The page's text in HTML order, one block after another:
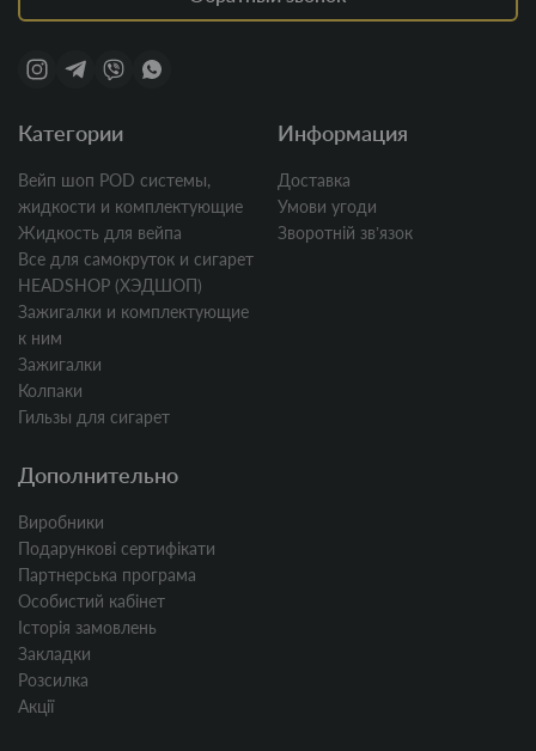
Категории
Вейп шоп POD системы,
жидкости и комплектующие
Жидкость для вейпа
Все для самокруток и сигарет
HEADSHOP (ХЭДШОП)
Зажигалки и комплектующие
к ним
Зажигалки
Колпаки
Гильзы для сигарет
Информация
Доставка
Умови угоди
Зворотній звʼязок
Дополнительно
Виробники
Подарункові сертифікати
Партнерська програма
Особистий кабінет
Історія замовлень
Закладки
Розсилка
Акції